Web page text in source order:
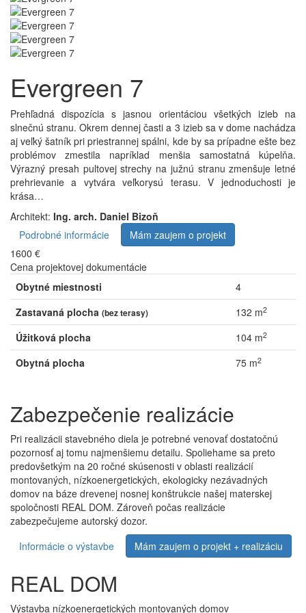
Evergreen 7
Prehľadná dispozícia s jasnou orientáciou všetkých izieb na
slnečnú stranu. Okrem dennej časti a 3 izieb sa v dome nachádza
aj veľký šatník pri priestrannej spálni, kde by sa prípadne ešte bez
problémov zmestila napríklad menšia samostatná kúpelňa.
Výrazný presah pultovej strechy na južnú stranu zmenšuje letné
prehrievanie a vytvára veľkorysú terasu. V jednoduchosti je
krása…
Architekt: Ing. arch. Daniel Bizoň
Podrobné informácie
Mám zaujem o projekt
1600 €
Cena projektovej dokumentácie
Obytné miestnosti
4
Zastavaná plocha (bez terasy) 132 m2
Úžitková plocha 104 m2
Obytná plocha 75 m2
Zabezpečenie realizácie
Pri realizácii stavebného diela je potrebné venovať dostatočnú
pozornosť aj tomu najmenšiemu detailu. Spoliehame sa preto
predovšetkým na 20 ročné skúsenosti v oblasti realizácií
montovaných, nízkoenergetických, ekologicky nezávadných
domov na báze drevenej nosnej konštrukcie našej materskej
spoločnosti REAL DOM. Zároveň počas realizácie
zabezpečujeme autorský dozor.
Informácie o výstavbe
Mám zaujem o projekt + realizáciu
REAL DOM
Výstavba nízkoenergetických montovaných domov